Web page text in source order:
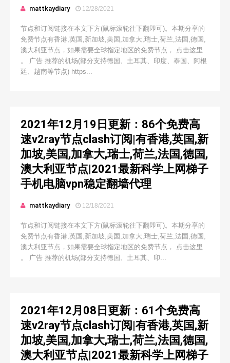
mattkaydiary 12/28/2021
节点和订阅链接在本文下方(鼠标滚轮往下翻即可)。本期分享的
免费节点有香港,英国,新加坡,美国,加拿大,瑞士,荷兰,法国,德国,
澳大利亚节点，如果需要全球指定地区的免费节点， 点击这里
。 广告 推荐的机场(部分支持德国、土耳其、印度、泰国、阿根
廷、越南等节点) https...
2021年12月19日更新：86个免费高
速v2ray节点clash订阅|有香港,英国,新
加坡,美国,加拿大,瑞士,荷兰,法国,德国,
澳大利亚节点|2021最新科学上网梯子
手机电脑vpn稳定翻墙代理
mattkaydiary 12/18/2021
节点和订阅链接在本文下方(鼠标滚轮往下翻即可)。本期分享的
免费节点有香港,英国,新加坡,美国,加拿大,瑞士,荷兰,法国,德国,
澳大利亚节点，如果需要全球指定地区的免费节点， 点击这里
。 广告 推荐的机场(部分支持德国、土耳其、印...
2021年12月08日更新：61个免费高
速v2ray节点clash订阅|有香港,英国,新
加坡,美国,加拿大,瑞士,荷兰,法国,德国,
澳大利亚节点|2021最新科学上网梯子